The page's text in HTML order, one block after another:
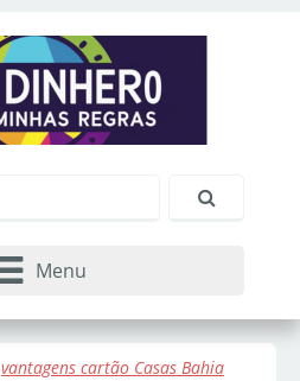
Menu
vantagens cartão Casas Bahia